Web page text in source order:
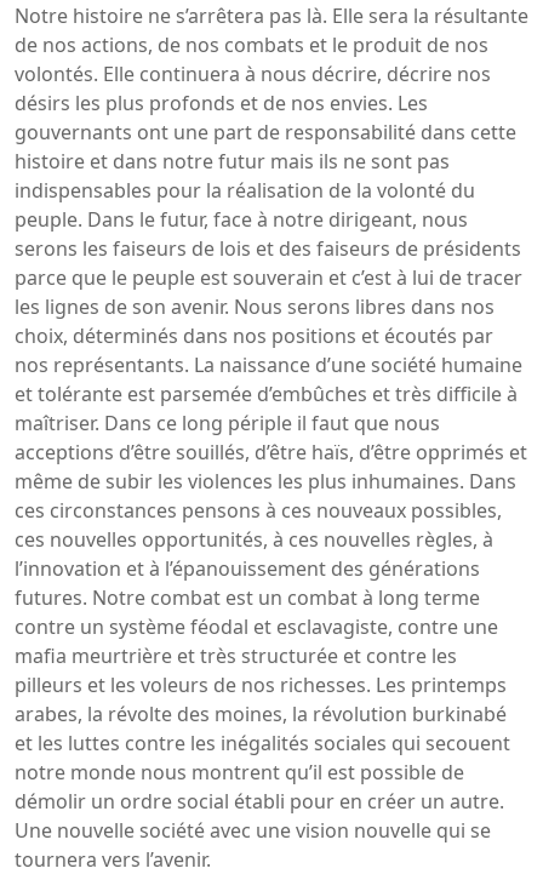
Notre histoire ne s’arrêtera pas là. Elle sera la résultante
de nos actions, de nos combats et le produit de nos
volontés. Elle continuera à nous décrire, décrire nos
désirs les plus profonds et de nos envies. Les
gouvernants ont une part de responsabilité dans cette
histoire et dans notre futur mais ils ne sont pas
indispensables pour la réalisation de la volonté du
peuple. Dans le futur, face à notre dirigeant, nous
serons les faiseurs de lois et des faiseurs de présidents
parce que le peuple est souverain et c’est à lui de tracer
les lignes de son avenir. Nous serons libres dans nos
choix, déterminés dans nos positions et écoutés par
nos représentants. La naissance d’une société humaine
et tolérante est parsemée d’embûches et très difficile à
maîtriser. Dans ce long périple il faut que nous
acceptions d’être souillés, d’être haïs, d’être opprimés et
même de subir les violences les plus inhumaines. Dans
ces circonstances pensons à ces nouveaux possibles,
ces nouvelles opportunités, à ces nouvelles règles, à
l’innovation et à l’épanouissement des générations
futures. Notre combat est un combat à long terme
contre un système féodal et esclavagiste, contre une
mafia meurtrière et très structurée et contre les
pilleurs et les voleurs de nos richesses. Les printemps
arabes, la révolte des moines, la révolution burkinabé
et les luttes contre les inégalités sociales qui secouent
notre monde nous montrent qu’il est possible de
démolir un ordre social établi pour en créer un autre.
Une nouvelle société avec une vision nouvelle qui se
tournera vers l’avenir.